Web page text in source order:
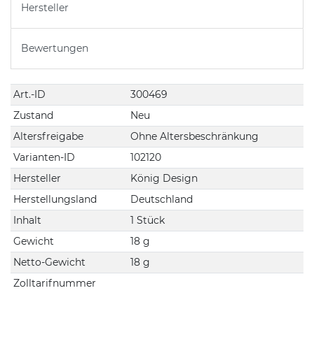
Hersteller
Bewertungen
Technisches
Merkmal
Wert
Art.-ID
300469
Zustand
Neu
Altersfreigabe
Ohne Altersbeschränkung
Varianten-ID
102120
Hersteller
König Design
Herstellungsland
Deutschland
Inhalt
1 Stück
Gewicht
18 g
Netto-Gewicht
18 g
Zolltarifnummer